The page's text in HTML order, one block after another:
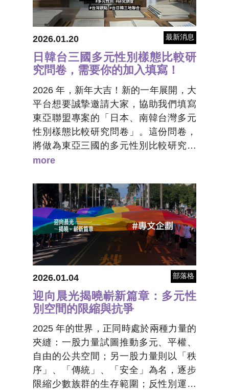
障與政策修法。彩虹平權大平台將於5月
19日週二舉行同婚七週年民調結果分
析，分析同性婚姻議題及同志權益的社
會態度民調結果。
2026.01.20 最新消息
日韓台三國多元性別樣態比較研
究問卷，需要你的加入填寫！
2026 年，新年大吉！新的一年展開，大
平台想要誠摯邀請大家，協助我們填寫
東亞聯盟專案的「日本、南韓台灣多元
性別樣態比較研究問卷」。這份問卷，
將做為東亞三國的多元性別比較研究資
料，只要你是居住在台灣超過五年的台
符合我們調查設定的填答者。我們期待
能夠透過研究、產生屬於地區性的論
述，讓東亞酷兒的模樣，能夠進入到國
際視野之中。
more
2026.01.04 部落格
迎向晨光揭曉嶄新篇章：多元性
別空間的限縮與抗爭
2025 年的世界，正同時處於兩種力量的
夾縫：一股力量試圖推動多元、平權、
自由的公共空間；另一股力量則以「秩
序」、「傳統」、「安全」為名，逐步
限縮少數族群的生存範圍；反性別運動